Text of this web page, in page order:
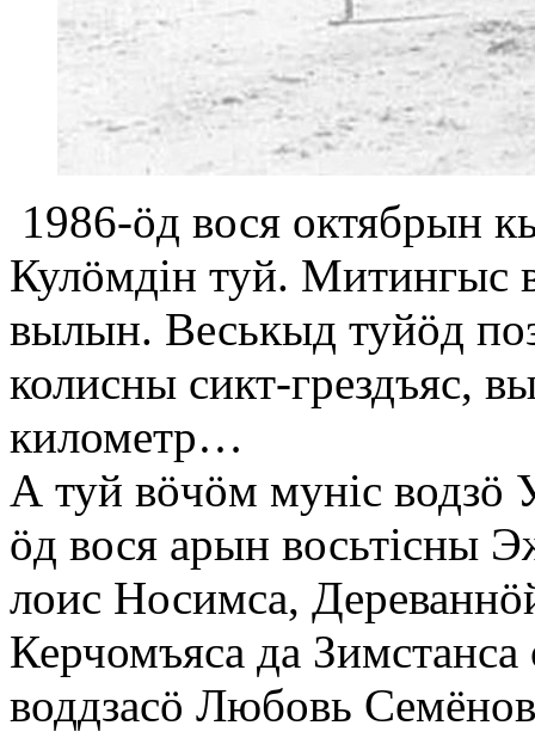
1986-öд вося октябрын
Кулöмдiн туй. Митингыс
вылын. Веськыд туйöд
колисны сикт-грездъяс,
километр…
А туй вöчöм мунiс водзö
öд вося арын восьтiсны
лоис Носимса,
Керчомъяса да
воддзасö Любовь